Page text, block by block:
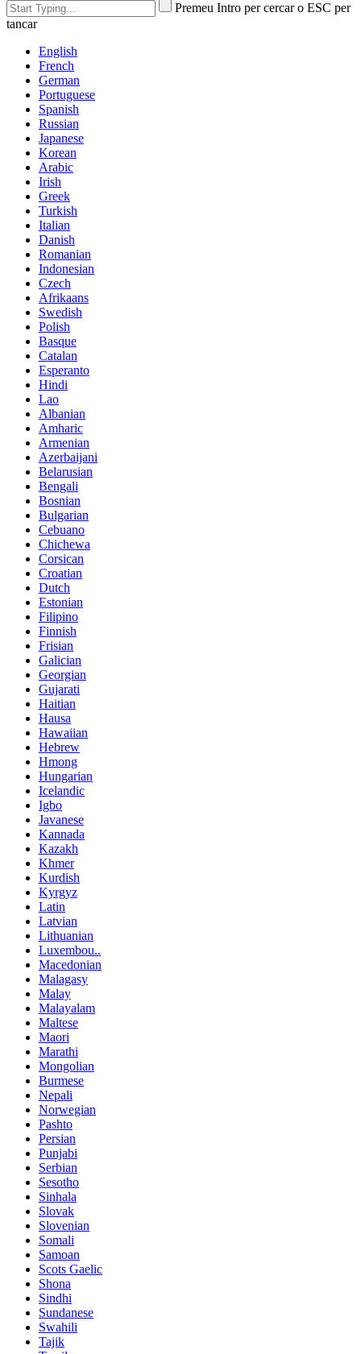
Premeu Intro per cercar o ESC per
tancar
English
French
German
Portuguese
Spanish
Russian
Japanese
Korean
Arabic
Irish
Greek
Turkish
Italian
Danish
Romanian
Indonesian
Czech
Afrikaans
Swedish
Polish
Basque
Catalan
Esperanto
Hindi
Lao
Albanian
Amharic
Armenian
Azerbaijani
Belarusian
Bengali
Bosnian
Bulgarian
Cebuano
Chichewa
Corsican
Croatian
Dutch
Estonian
Filipino
Finnish
Frisian
Galician
Georgian
Gujarati
Haitian
Hausa
Hawaiian
Hebrew
Hmong
Hungarian
Icelandic
Igbo
Javanese
Kannada
Kazakh
Khmer
Kurdish
Kyrgyz
Latin
Latvian
Lithuanian
Luxembou..
Macedonian
Malagasy
Malay
Malayalam
Maltese
Maori
Marathi
Mongolian
Burmese
Nepali
Norwegian
Pashto
Persian
Punjabi
Serbian
Sesotho
Sinhala
Slovak
Slovenian
Somali
Samoan
Scots Gaelic
Shona
Sindhi
Sundanese
Swahili
Tajik